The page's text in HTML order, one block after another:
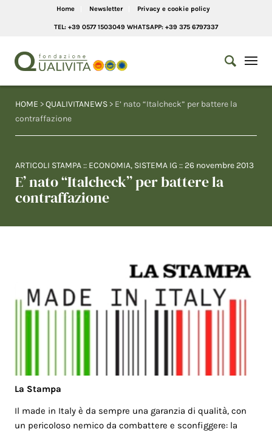
Home Newsletter Privacy e cookie policy
TEL: +39 0577 1503049 WHATSAPP: +39 375 6797337
HOME >QUALIVITANEWS > E’ nato “Italcheck” per battere la
contraffazione
ARTICOLI STAMPA :: ECONOMIA, SISTEMA IG :: 26 novembre 2013
E’ nato “Italcheck” per battere la
contraffazione
La Stampa
Il made in Italy è da sempre una garanzia di qualità, con
un pericoloso nemico da combattere e sconfiggere: la